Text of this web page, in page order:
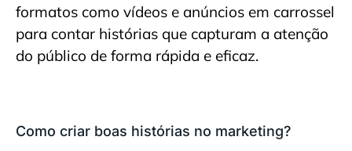
formatos como vídeos e anúncios em carrossel
para contar histórias que capturam a atenção
do público de forma rápida e eficaz.
Como criar boas histórias no marketing?